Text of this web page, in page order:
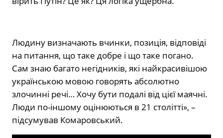
Людину визначають вчинки, позиція, відповіді
на питання, що таке добре і що таке погано.
Сам знаю багато негідників, які найкрасивішою
українською мовою говорять абсолютно
злочинні речі… Хочу бути подалі від цієї маячні.
Люди по-іншому оцінюються в 21 столітті», –
підсумував Комаровський.